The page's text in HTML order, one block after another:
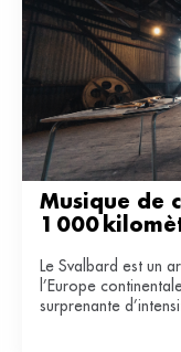
Musique de
1 000
Le Svalbard est un
l’Europe
surprenante